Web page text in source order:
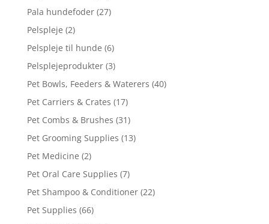
Pala hundefoder (27)
Pelspleje (2)
Pelspleje til hunde (6)
Pelsplejeprodukter (3)
Pet Bowls, Feeders & Waterers (40)
Pet Carriers & Crates (17)
Pet Combs & Brushes (31)
Pet Grooming Supplies (13)
Pet Medicine (2)
Pet Oral Care Supplies (7)
Pet Shampoo & Conditioner (22)
Pet Supplies (66)